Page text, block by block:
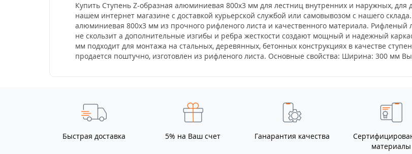
Купить Ступень Z-образная алюминиевая 800x3 мм для лестниц внутренних и наружных,
нашем интернет магазине с доставкой курьерской службой или самовывозом с нашего
алюминиевая 800x3 мм из прочного рифленого листа и качественного материала. Рифленый
не скользит а дополнительные изгибы и ребра жесткости создают мощный и надежный
мм подходит для монтажа на стальных, деревянных, бетонных конструкциях в качестве
продается поштучно, изготовлен из рифленого листа. Основные свойства: Ширина: 300 мм
Быстрая доставка 5% на Ваш счет Ганарантия качества
материалы